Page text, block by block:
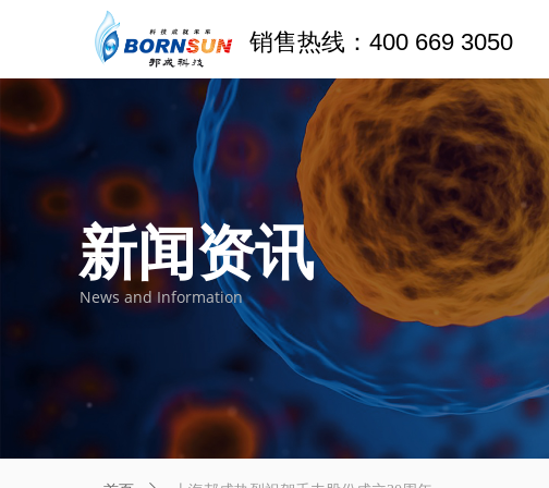
销售热线：400 669 3050
新闻资讯
News and Information